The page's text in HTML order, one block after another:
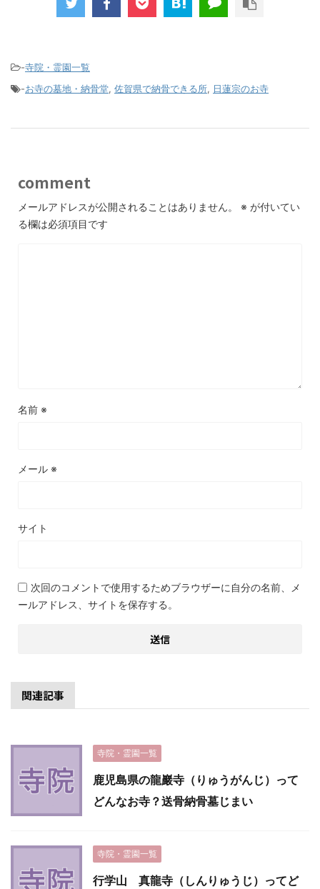
-寺院・霊園一覧
-お寺の墓地・納骨堂, 佐賀県で納骨できる所, 日蓮宗のお寺
comment
メールアドレスが公開されることはありません。 ※ が付いてい
る欄は必須項目です
名前 ※
メール ※
サイト
次回のコメントで使用するためブラウザーに自分の名前、メ
ールアドレス、サイトを保存する。
関連記事
寺院・霊園一覧
鹿児島県の龍巖寺（りゅうがんじ）って
どんなお寺？送骨納骨墓じまい
寺院・霊園一覧
行学山 真龍寺（しんりゅうじ）ってど